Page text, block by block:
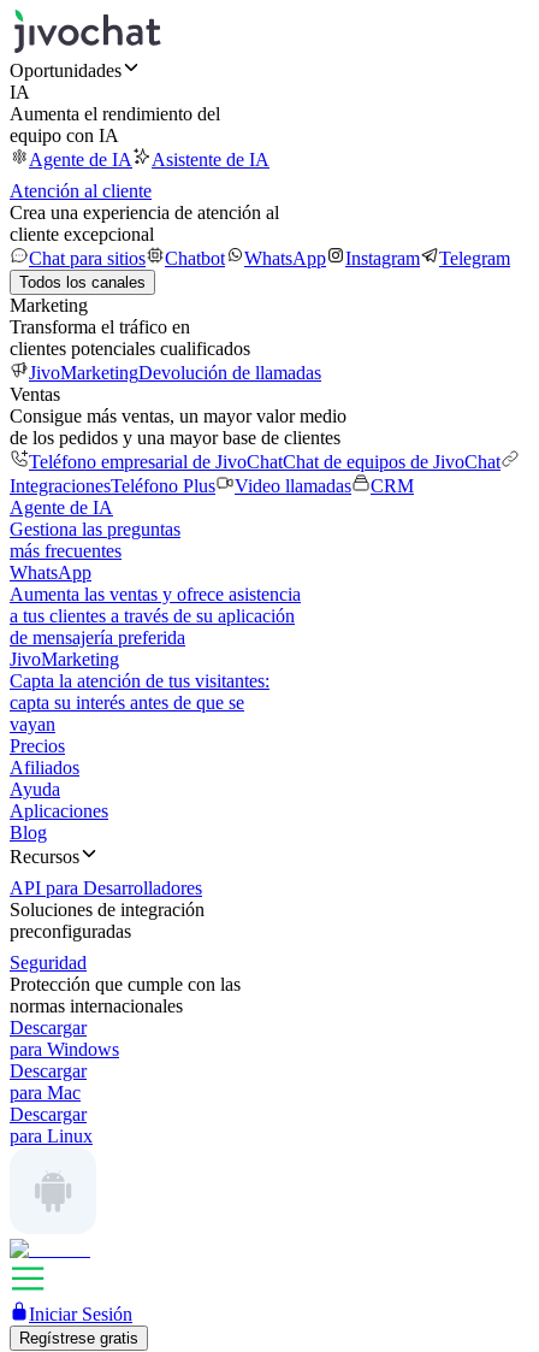
Oportunidades
IA
Aumenta el rendimiento del
equipo con IA
Agente de IA
Asistente de IA
Atención al cliente
Crea una experiencia de atención al
cliente excepcional
Chat para sitios
Chatbot WhatsApp Instagram Telegram
Todos los canales
Marketing
Transforma el tráfico en
clientes potenciales cualificados
JivoMarketingDevolución de llamadas
Ventas
Consigue más ventas, un mayor valor medio
de los pedidos y una mayor base de clientes
Teléfono empresarial de JivoChatChat de equipos de JivoChat
IntegracionesTeléfono Plus Video llamadas
CRM
Agente de IA
Gestiona las preguntas
más frecuentes
WhatsApp
Aumenta las ventas y ofrece asistencia
a tus clientes a través de su aplicación
de mensajería preferida
JivoMarketing
Capta la atención de tus visitantes:
capta su interés antes de que se
vayan
Precios
Afiliados
Ayuda
Aplicaciones
Blog
Recursos
API para Desarrolladores
Soluciones de integración
preconfiguradas
Seguridad
Protección que cumple con las
normas internacionales
Descargar
para Windows
Descargar
para Mac
Descargar
para Linux
Iniciar Sesión
Regístrese gratis